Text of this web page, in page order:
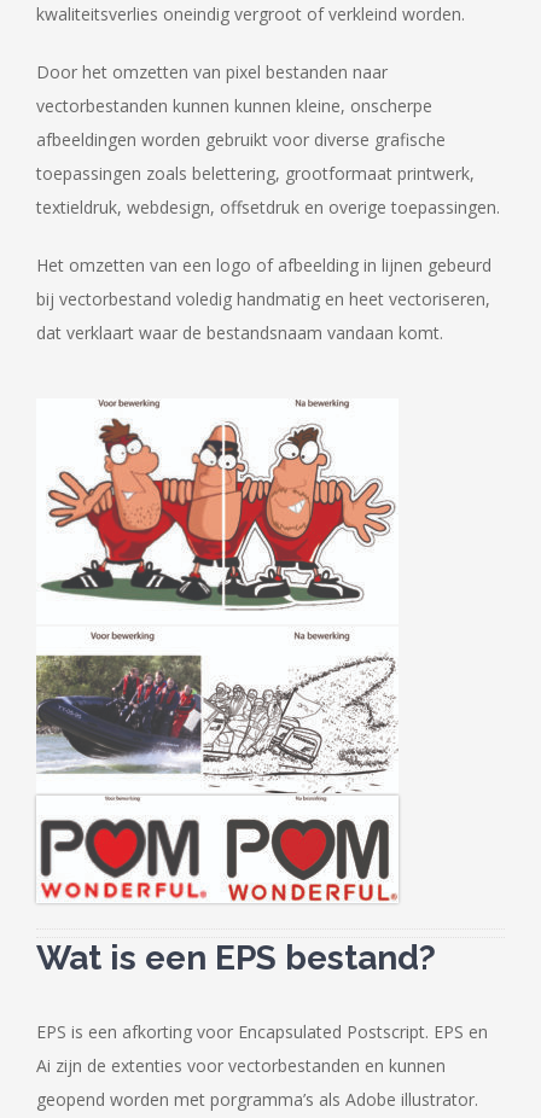
kwaliteitsverlies oneindig vergroot of verkleind worden.
Door het omzetten van pixel bestanden naar
vectorbestanden kunnen kunnen kleine, onscherpe
afbeeldingen worden gebruikt voor diverse grafische
toepassingen zoals belettering, grootformaat printwerk,
textieldruk, webdesign, offsetdruk en overige toepassingen.
Het omzetten van een logo of afbeelding in lijnen gebeurd
bij vectorbestand voledig handmatig en heet vectoriseren,
dat verklaart waar de bestandsnaam vandaan komt.
Wat is een EPS bestand?
EPS is een afkorting voor Encapsulated Postscript. EPS en
Ai zijn de extenties voor vectorbestanden en kunnen
geopend worden met porgramma’s als Adobe illustrator.